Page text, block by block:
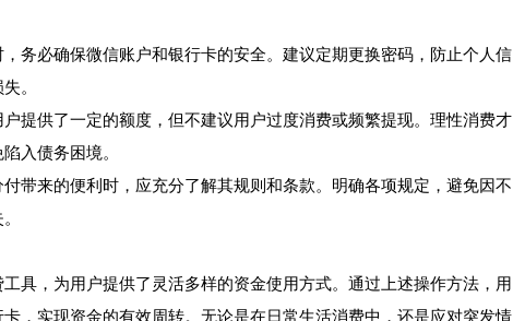
务必确保微信账户和银行卡的安全。建议定期更换密码，防止个人信
。
提供了一定的额度，但不建议用户过度消费或频繁提现。理性消费才
入债务困境。
带来的便利时，应充分了解其规则和条款。明确各项规定，避免因不
具，为用户提供了灵活多样的资金使用方式。通过上述操作方法，用
，实现资金的有效周转。无论是在日常生活消费中，还是应对突发情